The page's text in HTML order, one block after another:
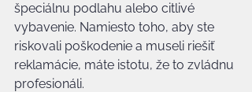
špeciálnu podlahu alebo citlivé
vybavenie. Namiesto toho, aby ste
riskovali poškodenie a museli riešiť
reklamácie, máte istotu, že to zvládnu
profesionáli.